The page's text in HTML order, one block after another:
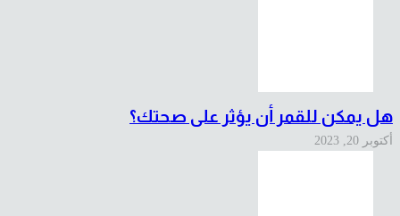
هل يمكن للقمر أن يؤثر على صحتك؟
أكتوبر 20, 2023